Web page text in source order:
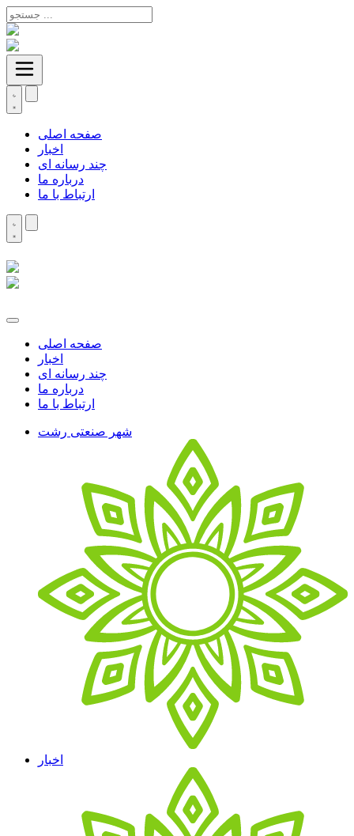
صفحه اصلی
اخبار
چند رسانه ای
درباره ما
ارتباط با ما
صفحه اصلی
اخبار
چند رسانه ای
درباره ما
ارتباط با ما
شهر صنعتی رشت
اخبار